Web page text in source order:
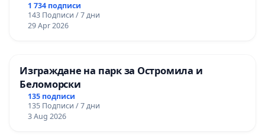
1 734 подписи
143 Подписи / 7 дни
29 Apr 2026
Изграждане на парк за Остромила и
Беломорски
135 подписи
135 Подписи / 7 дни
3 Aug 2026